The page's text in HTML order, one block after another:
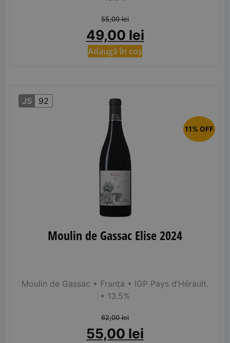
55,00lei
49,00 lei
Adaugă în coș
11% OFF
JS 92
Moulin de Gassac Elise 2024
Moulin de Gassac • Franța • IGP Pays d’Hérault.
• 13.5%
62,00lei
55,00 lei